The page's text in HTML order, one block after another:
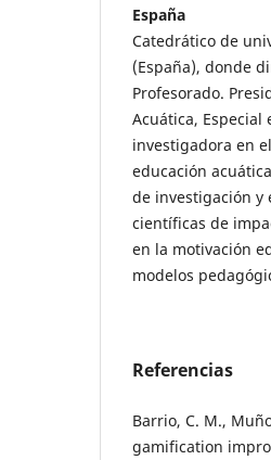
España
Catedrático de
(España), donde
Profesorado.
Acuática, Especial
investigadora en
educación
de investigación y
científicas de
en la motivación
modelos
Referencias
Barrio, C. M.,
gamification